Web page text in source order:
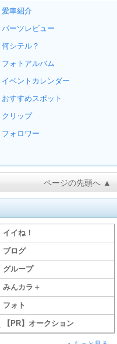
愛車紹介
パーツレビュー
何シテル？
フォトアルバム
イベントカレンダー
おすすめスポット
クリップ
フォロワー
ページの先頭へ ▲
イイね！
ブログ
グループ
みんカラ＋
フォト
【PR】オークション